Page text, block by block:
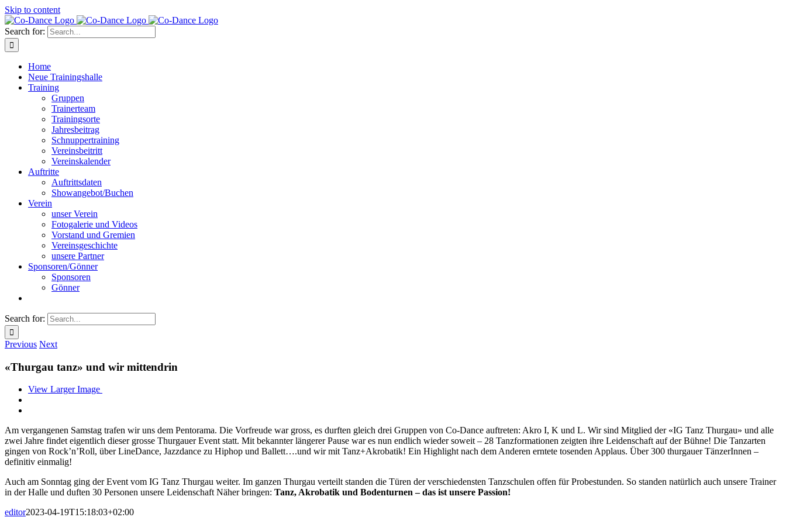
Skip to content
Search for:
Home
Neue Trainingshalle
Training
Gruppen
Trainerteam
Trainingsorte
Jahresbeitrag
Schnuppertraining
Vereinsbeitritt
Vereinskalender
Auftritte
Auftrittsdaten
Showangebot/Buchen
Verein
unser Verein
Fotogalerie und Videos
Vorstand und Gremien
Vereinsgeschichte
unsere Partner
Sponsoren/Gönner
Sponsoren
Gönner
Search for:
Previous Next
«Thurgau tanz» und wir mittendrin
View Larger Image
Am vergangenen Samstag trafen wir uns dem Pentorama. Die Vorfreude war gross, es durften gleich drei Gruppen von Co-Dance auftreten: Akro I, K und L. Wir sind Mitglied der «IG Tanz Thurgau» und alle
zwei Jahre findet eigentlich dieser grosse Thurgauer Event statt. Mit bekannter längerer Pause war es nun endlich wieder soweit – 28 Tanzformationen zeigten ihre Leidenschaft auf der Bühne! Die Tanzarten
gingen von Rock’n’Roll, über LineDance, Jazzdance zu Hiphop und Ballett….und wir mit Tanz+Akrobatik! Ein Highlight nach dem Anderen erntete tosenden Applaus. Über 300 thurgauer TänzerInnen –
definitiv einmalig!
Auch am Sonntag ging der Event vom IG Tanz Thurgau weiter. Im ganzen Thurgau verteilt standen die Türen der verschiedensten Tanzschulen offen für Probestunden. So standen natürlich auch unsere Trainer
in der Halle und duften 30 Personen unsere Leidenschaft Näher bringen: Tanz, Akrobatik und Bodenturnen – das ist unsere Passion!
editor2023-04-19T15:18:03+02:00